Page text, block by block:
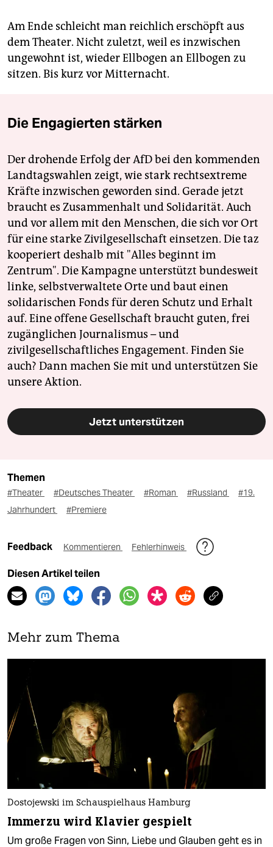
Am Ende schleicht man reichlich erschöpft aus
dem Theater. Nicht zuletzt, weil es inzwischen
ungewohnt ist, wieder Ellbogen an Ellbogen zu
sitzen. Bis kurz vor Mitternacht.
Die Engagierten stärken
Der drohende Erfolg der AfD bei den kommenden
Landtagswahlen zeigt, wie stark rechtsextreme
Kräfte inzwischen geworden sind. Gerade jetzt
braucht es Zusammenhalt und Solidarität. Auch
und vor allem mit den Menschen, die sich vor Ort
für eine starke Zivilgesellschaft einsetzen. Die taz
kooperiert deshalb mit "Alles beginnt im
Zentrum". Die Kampagne unterstützt bundesweit
linke, selbstverwaltete Orte und baut einen
solidarischen Fonds für deren Schutz und Erhalt
auf. Eine offene Gesellschaft braucht guten, frei
zugänglichen Journalismus – und
zivilgesellschaftliches Engagement. Finden Sie
auch? Dann machen Sie mit und unterstützen Sie
unsere Aktion.
Jetzt unterstützen
Themen
#Theater #Deutsches Theater #Roman #Russland
#19.
Jahrhundert
#Premiere
Feedback Kommentieren Fehlerhinweis
Diesen Artikel teilen
Mehr zum Thema
Dostojewski im Schauspielhaus Hamburg
Immerzu wird Klavier gespielt
Um große Fragen von Sinn, Liebe und Glauben geht es in